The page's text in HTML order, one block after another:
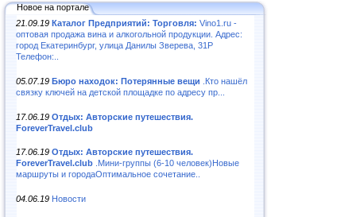
Новое на портале
21.09.19 Каталог Предприятий: Торговля: Vino1.ru -
оптовая продажа вина и алкогольной продукции. Адрес:
город Екатеринбург, улица Данилы Зверева, 31Р
Телефон:..
05.07.19 Бюро находок: Потерянные вещи .Кто нашёл
связку ключей на детской площадке по адресу пр...
17.06.19 Отдых: Авторские путешествия.
ForeverTravel.club
17.06.19 Отдых: Авторские путешествия.
ForeverTravel.club .Мини-группы (6-10 человек)Новые
маршруты и городаОптимальное сочетание..
04.06.19 Новости